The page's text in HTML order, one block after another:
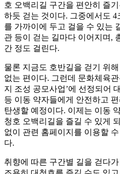
호 오백리길 구간을 편안히 즐
하듯 걷는 것이다. 그중에서도
를 가까이에 두고 걸을 수 있는
관 등이 걷는 길마다 이어지며,
간 정도 걸린다.
물론 지금도 호반길을 걷기 위
없는 편이다. 그런데 문화체육
지 조성 공모사업’에 선정되어
등 이동 약자들에게 안전하고
탄생할 예정이다. 이제는 이동
청호 오백리길을 즐길 수 있게
없이 관련 홈페이지를 이용할
다.
취향에 따른 구간별 길을 걷다